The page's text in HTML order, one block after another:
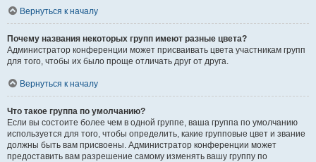
Вернуться к началу
Почему названия некоторых групп имеют разные цвета?
Администратор конференции может присваивать цвета участникам групп
для того, чтобы их было проще отличать друг от друга.
Вернуться к началу
Что такое группа по умолчанию?
Если вы состоите более чем в одной группе, ваша группа по умолчанию
используется для того, чтобы определить, какие групповые цвет и звание
должны быть вам присвоены. Администратор конференции может
предоставить вам разрешение самому изменять вашу группу по